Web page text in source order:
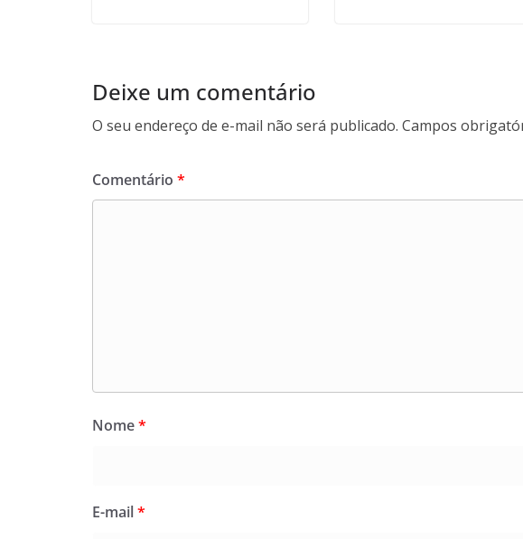
Deixe um comentário
O seu endereço de e-mail não será publicado. Campos
Comentário *
Nome*
E-mail*